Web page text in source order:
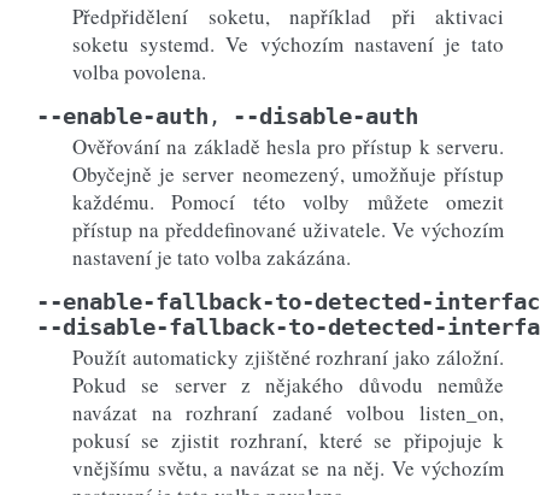
Předpřidělení soketu, například při aktivaci
soketu systemd. Ve výchozím nastavení je tato
volba povolena.
--enable-auth , --disable-auth
Ověřování na základě hesla pro přístup k serveru.
Obyčejně je server neomezený, umožňuje přístup
každému. Pomocí této volby můžete omezit
přístup na předdefinované uživatele. Ve výchozím
nastavení je tato volba zakázána.
--enable-fallback-to-detected-
--disable-fallback-to-detected-
Použít automaticky zjištěné rozhraní jako záložní.
Pokud se server z nějakého důvodu nemůže
navázat na rozhraní zadané volbou listen_on,
pokusí se zjistit rozhraní, které se připojuje k
vnějšímu světu, a navázat se na něj. Ve výchozím